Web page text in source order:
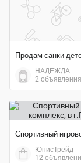
Продам санки
НАДЕЖДА
2 объявления
ЮнисТрейд
12